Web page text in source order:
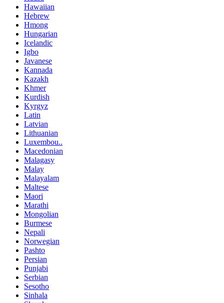
Hawaiian
Hebrew
Hmong
Hungarian
Icelandic
Igbo
Javanese
Kannada
Kazakh
Khmer
Kurdish
Kyrgyz
Latin
Latvian
Lithuanian
Luxembou..
Macedonian
Malagasy
Malay
Malayalam
Maltese
Maori
Marathi
Mongolian
Burmese
Nepali
Norwegian
Pashto
Persian
Punjabi
Serbian
Sesotho
Sinhala